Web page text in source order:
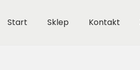
Start Sklep Kontakt